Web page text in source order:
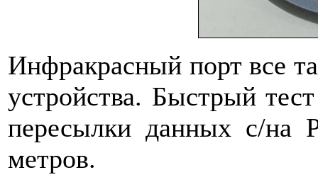
Инфракрасный порт все
устройства. Быстрый
пересылки данных с/на
метров.